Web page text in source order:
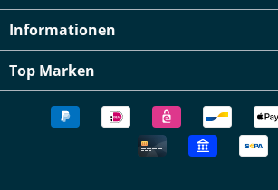
Informationen
Top Marken